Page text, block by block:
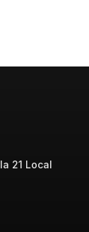
21 Local